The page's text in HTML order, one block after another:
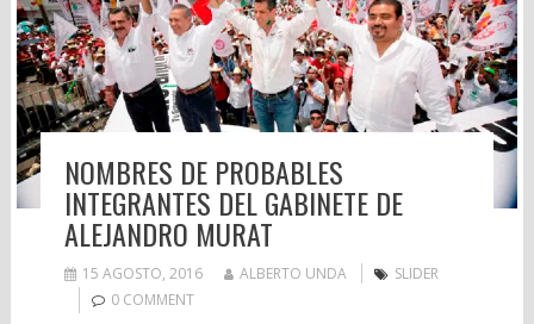
NOMBRES DE PROBABLES
INTEGRANTES DEL GABINETE DE
ALEJANDRO MURAT
15 AGOSTO, 2016 ALBERTO UNDA
SLIDER
0 COMMENT